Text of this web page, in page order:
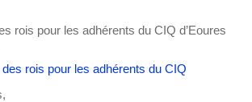
rois pour les adhérents du CIQ d’Eoures